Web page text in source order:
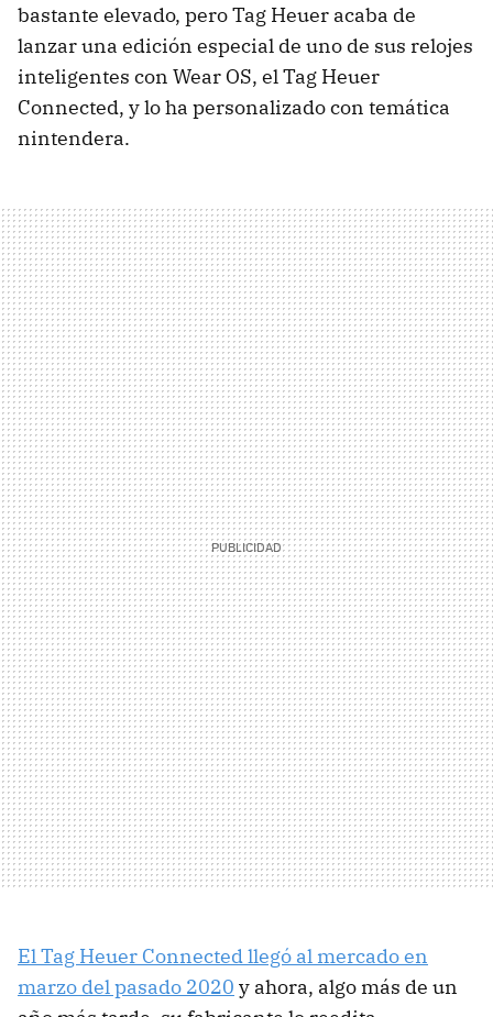
bastante elevado, pero Tag Heuer acaba de
lanzar una edición especial de uno de sus relojes
inteligentes con Wear OS, el Tag Heuer
Connected, y lo ha personalizado con temática
nintendera.
El Tag Heuer Connected llegó al mercado en
marzo del pasado 2020 y ahora, algo más de un